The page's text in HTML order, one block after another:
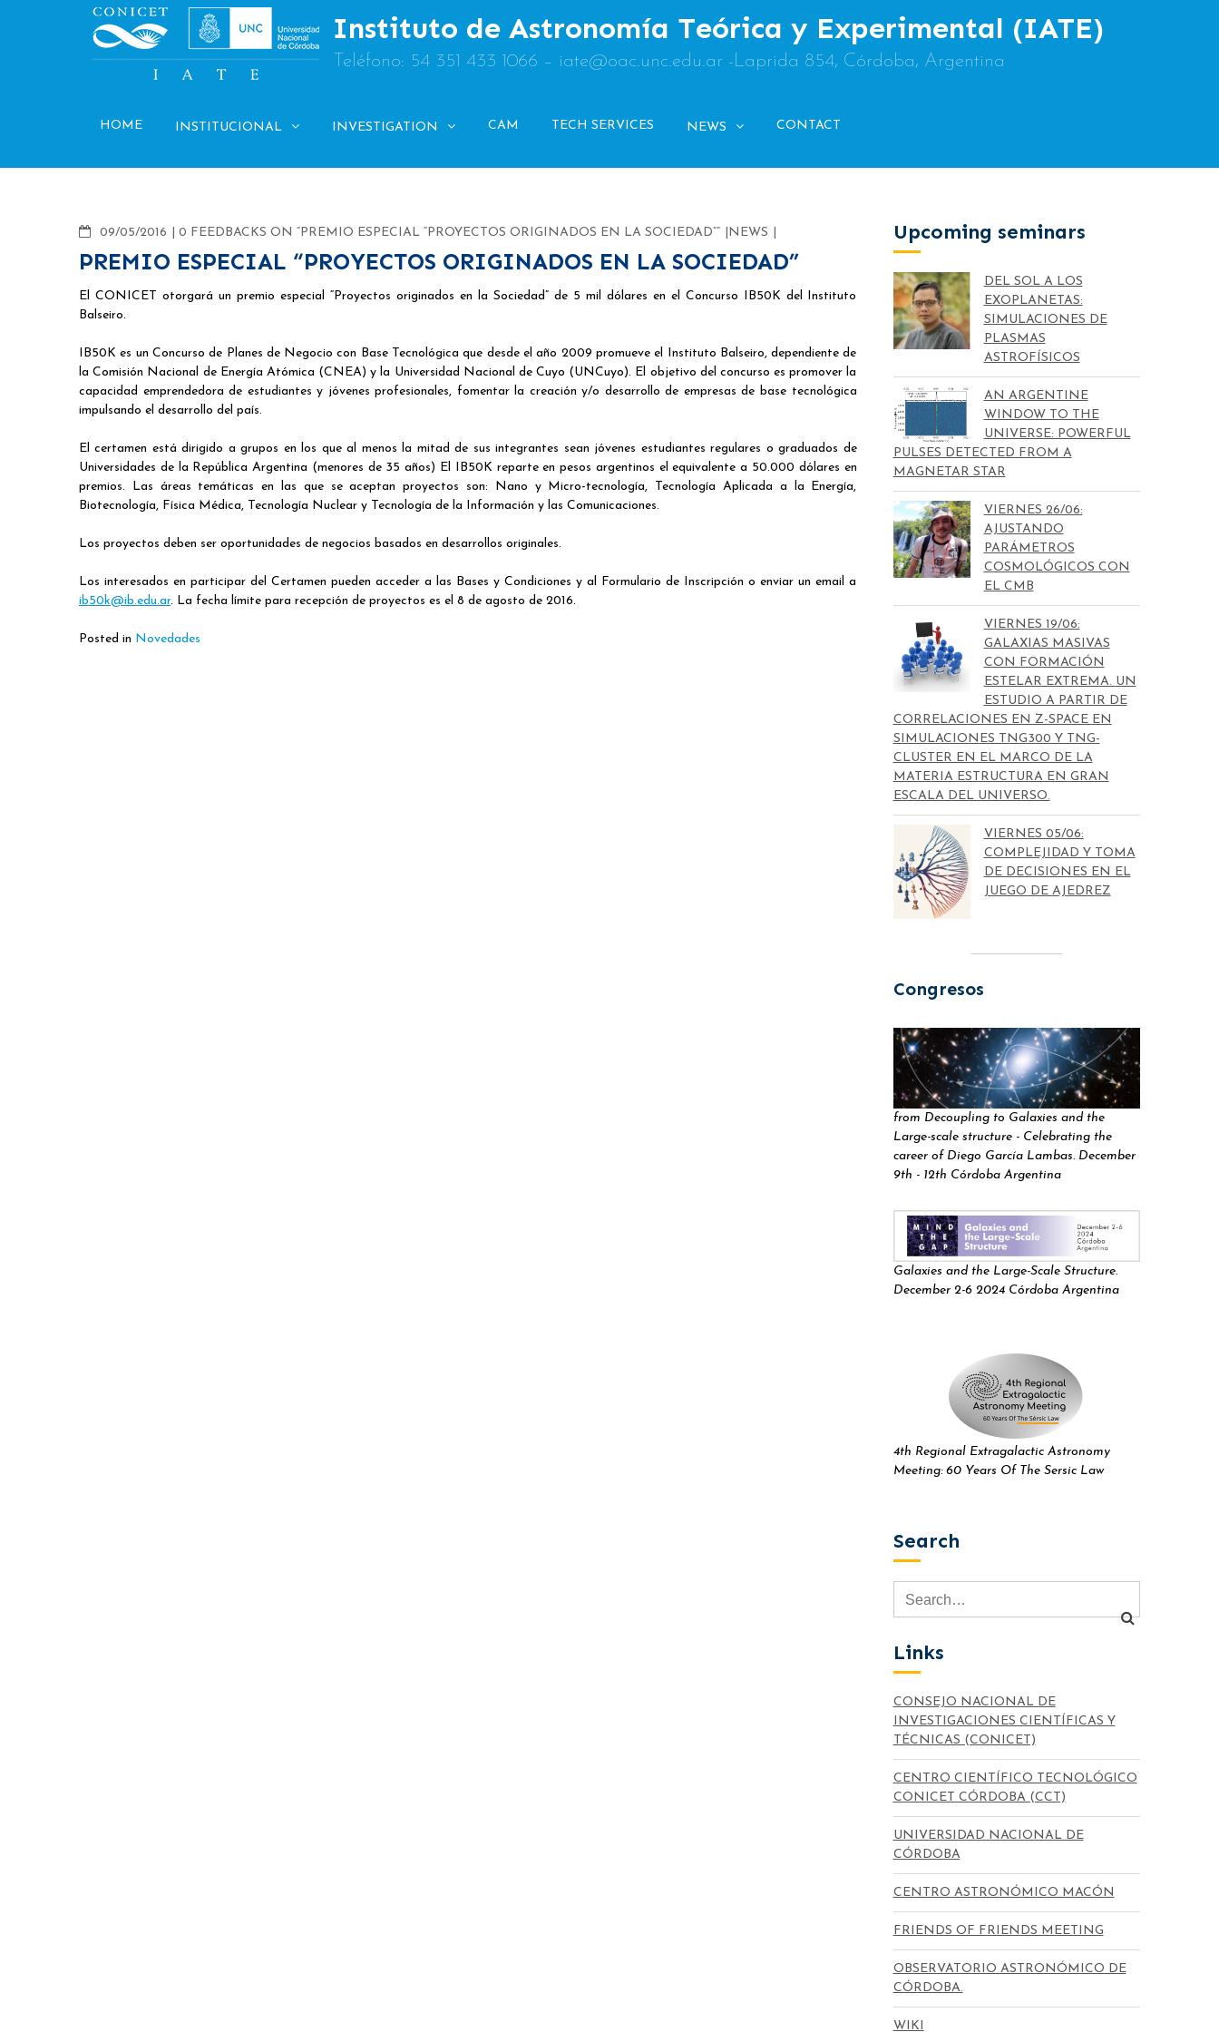
Instituto de Astronomía Teórica y Experimental (IATE)
Teléfono: 54 351 433 1066 – iate@oac.unc.edu.ar -Laprida 854, Córdoba, Argentina
HOME INSTITUCIONAL INVESTIGATION CAM TECH SERVICES NEWS CONTACT
09/05/2016 COMMENTS
0 FEEDBACKS ON “PREMIO ESPECIAL “PROYECTOS ORIGINADOS EN LA SOCIEDAD”” NEWS
PREMIO ESPECIAL “PROYECTOS ORIGINADOS EN LA SOCIEDAD”
El CONICET otorgará un premio especial “Proyectos originados en la Sociedad” de 5 mil dólares en el Concurso IB50K del Instituto
Balseiro.
IB50K es un Concurso de Planes de Negocio con Base Tecnológica que desde el año 2009 promueve el Instituto Balseiro, dependiente de
la Comisión Nacional de Energía Atómica (CNEA) y la Universidad Nacional de Cuyo (UNCuyo). El objetivo del concurso es promover la
capacidad emprendedora de estudiantes y jóvenes profesionales, fomentar la creación y/o desarrollo de empresas de base tecnológica
impulsando el desarrollo del país.
El certamen está dirigido a grupos en los que al menos la mitad de sus integrantes sean jóvenes estudiantes regulares o graduados de
Universidades de la República Argentina (menores de 35 años) El IB50K reparte en pesos argentinos el equivalente a 50.000 dólares en
premios. Las áreas temáticas en las que se aceptan proyectos son: Nano y Micro-tecnología, Tecnología Aplicada a la Energía,
Biotecnología, Física Médica, Tecnología Nuclear y Tecnología de la Información y las Comunicaciones.
Los proyectos deben ser oportunidades de negocios basados en desarrollos originales.
Los interesados en participar del Certamen pueden acceder a las Bases y Condiciones y al Formulario de Inscripción o enviar un email a
ib50k@ib.edu.ar. La fecha límite para recepción de proyectos es el 8 de agosto de 2016.
Posted in Novedades
Upcoming seminars
DEL SOL A LOS
EXOPLANETAS:
SIMULACIONES DE
PLASMAS
ASTROFÍSICOS
AN ARGENTINE
WINDOW TO THE
UNIVERSE: POWERFUL
PULSES DETECTED FROM A
MAGNETAR STAR
VIERNES 26/06:
AJUSTANDO
PARÁMETROS
COSMOLÓGICOS CON
EL CMB
VIERNES 19/06:
GALAXIAS MASIVAS
CON FORMACIÓN
ESTELAR EXTREMA. UN
ESTUDIO A PARTIR DE
CORRELACIONES EN Z-SPACE EN
SIMULACIONES TNG300 Y TNG-
CLUSTER EN EL MARCO DE LA
MATERIA ESTRUCTURA EN GRAN
ESCALA DEL UNIVERSO.
VIERNES 05/06:
COMPLEJIDAD Y TOMA
DE DECISIONES EN EL
JUEGO DE AJEDREZ
Congresos
from Decoupling to Galaxies and the
Large-scale structure - Celebrating the
career of Diego García Lambas. December
9th - 12th Córdoba Argentina
Galaxies and the Large-Scale Structure.
December 2-6 2024 Córdoba Argentina
4th Regional Extragalactic Astronomy
Meeting: 60 Years Of The Sersic Law
Search
Links
CONSEJO NACIONAL DE
INVESTIGACIONES CIENTÍFICAS Y
TÉCNICAS (CONICET)
CENTRO CIENTÍFICO TECNOLÓGICO
CONICET CÓRDOBA (CCT)
UNIVERSIDAD NACIONAL DE
CÓRDOBA
CENTRO ASTRONÓMICO MACÓN
FRIENDS OF FRIENDS MEETING
OBSERVATORIO ASTRONÓMICO DE
CÓRDOBA.
WIKI